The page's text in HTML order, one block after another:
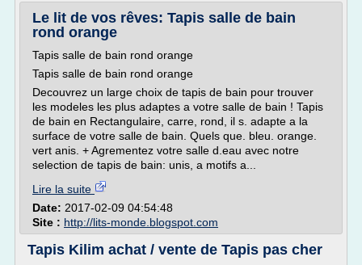
Le lit de vos rêves: Tapis salle de bain
rond orange
Tapis salle de bain rond orange
Tapis salle de bain rond orange
Decouvrez un large choix de tapis de bain pour trouver
les modeles les plus adaptes a votre salle de bain ! Tapis
de bain en Rectangulaire, carre, rond, il s. adapte a la
surface de votre salle de bain. Quels que. bleu. orange.
vert anis. + Agrementez votre salle d.eau avec notre
selection de tapis de bain: unis, a motifs a...
Lire la suite
Date: 2017-02-09 04:54:48
Site : http://lits-monde.blogspot.com
Tapis Kilim achat / vente de Tapis pas cher